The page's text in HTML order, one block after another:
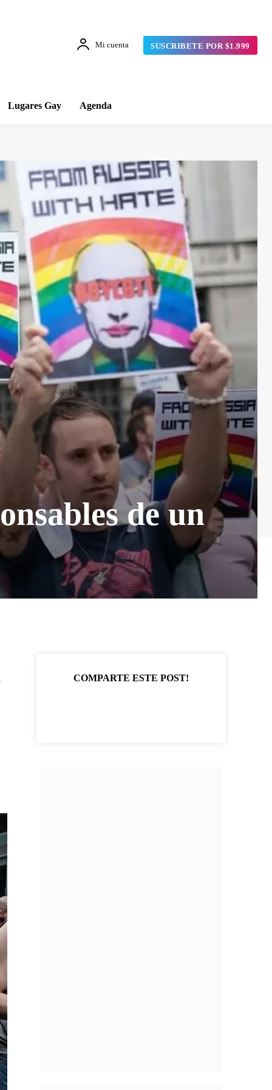
Mi cuenta SUSCRIBETE POR $1.999
Lugares Gay Agenda
de un
COMPARTE ESTE POST!